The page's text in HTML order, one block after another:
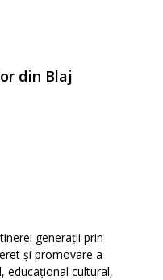
din Blaj
generații prin
și promovare a
educațional cultural,